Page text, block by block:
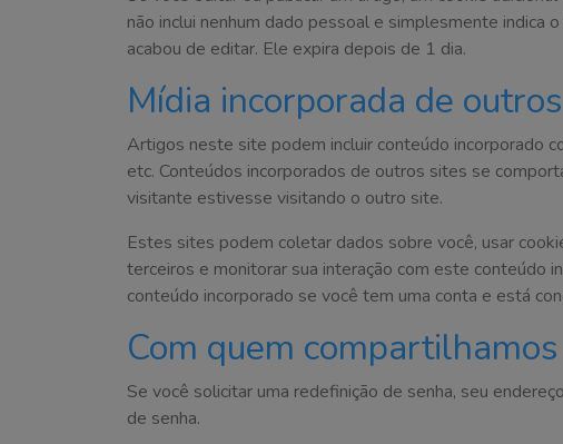
não inclui nenhum dado pessoal e simplesmente
acabou de editar. Ele expira depois de 1 dia.
Mídia incorporada de
Artigos neste site podem incluir conteúdo incorporado
etc. Conteúdos incorporados de outros sites se
visitante estivesse visitando o outro site.
Estes sites podem coletar dados sobre você, usar
terceiros e monitorar sua interação com este conteúdo
conteúdo incorporado se você tem uma conta e está
Com quem
Se você solicitar uma redefinição de senha, seu
de senha.